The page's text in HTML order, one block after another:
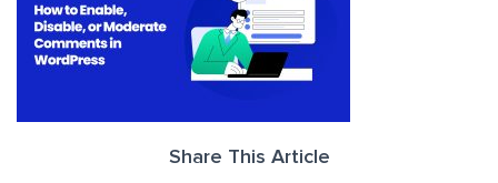
Share This Article